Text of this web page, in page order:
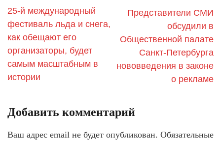
25-й международный
фестиваль льда и снега,
как обещают его
организаторы, будет
самым масштабным в
истории
Представители СМИ
обсудили в
Общественной палате
Санкт-Петербурга
нововведения в законе
о рекламе
Добавить комментарий
Ваш адрес email не будет опубликован. Обязательные